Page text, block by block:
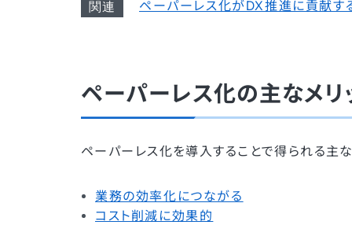
ペーパーレス化がDX推進に貢献す
ペーパーレス化の主なメリ
ペーパーレス化を導入することで得られる主
業務の効率化につながる
コスト削減に効果的